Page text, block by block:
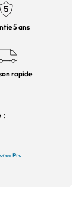
5 ans
rapide
: